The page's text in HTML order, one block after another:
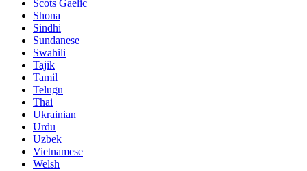
Scots Gaelic
Shona
Sindhi
Sundanese
Swahili
Tajik
Tamil
Telugu
Thai
Ukrainian
Urdu
Uzbek
Vietnamese
Welsh